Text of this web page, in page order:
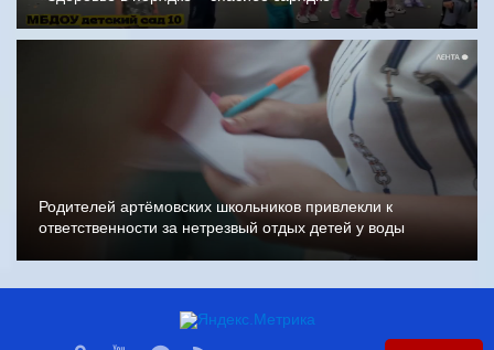
Родителей артёмовских школьников привлекли к
ответственности за нетрезвый отдых детей у воды